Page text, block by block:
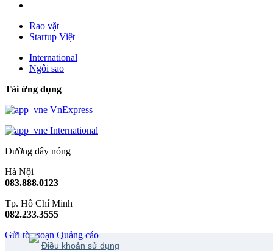
Rao vặt
Startup Việt
International
Ngôi sao
Tải ứng dụng
VnExpress
International
Đường dây nóng
Hà Nội
083.888.0123
Tp. Hồ Chí Minh
082.233.3555
Gửi tòa soạn Quảng cáo
Điều khoản sử dụng